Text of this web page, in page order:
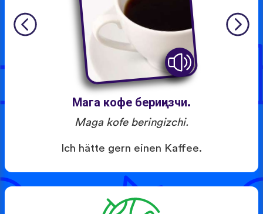
Мага кофе бериңизчи.
Maga kofe beringizchi.
Ich hätte gern einen Kaffee.